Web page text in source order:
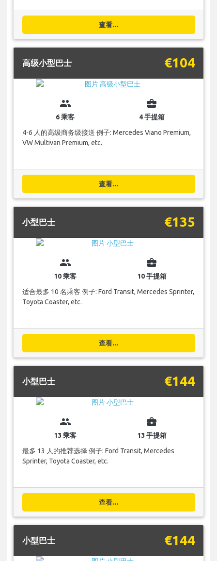
查看...
高级小型巴士 €104
group
6 乘客
business_center
4 手提箱
4-6 人的高级商务级接送 例子: Mercedes Viano Premium,
VW Multivan Premium, etc.
查看...
小型巴士 €135
group
10 乘客
business_center
10 手提箱
适合最多 10 名乘客 例子: Ford Transit, Mercedes Sprinter,
Toyota Coaster, etc.
查看...
小型巴士 €144
group
13 乘客
business_center
13 手提箱
最多 13 人的推荐选择 例子: Ford Transit, Mercedes
Sprinter, Toyota Coaster, etc.
查看...
小型巴士 €144